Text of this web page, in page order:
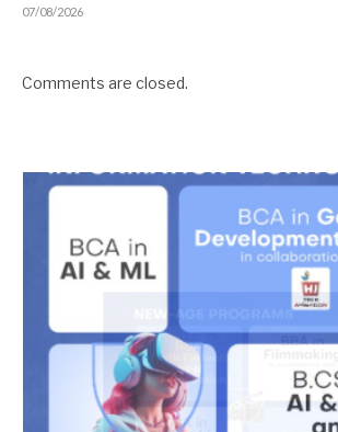
07/08/2026
Comments are closed.